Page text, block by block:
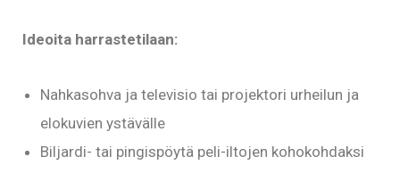
Ideoita harrastetilaan:
Nahkasohva ja televisio tai projektori urheilun ja
elokuvien ystävälle
Biljardi- tai pingispöytä peli-iltojen kohokohdaksi